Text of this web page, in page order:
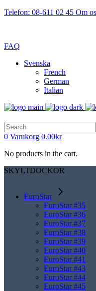
Telefon: 08-611 02 45 Om
FAQ
Svenska
French
German
Italian
for:
0 Varukorg 0.00kr
No products in the cart.
SKYLTDOCKOR
EuroStar
EuroStar #35
EuroStar #36
EuroStar #37
EuroStar #38
EuroStar #39
EuroStar #40
EuroStar #41
EuroStar #43
EuroStar #44
EuroStar #45